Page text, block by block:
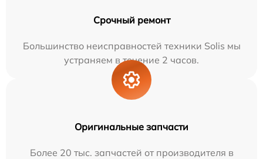
Срочный ремонт
Большинство неисправностей техники Solis мы
устраняем в течение 2 часов.
Оригинальные запчасти
Более 20 тыс. запчастей от производителя в